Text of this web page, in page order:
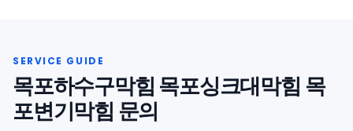
목포하수구막힘 목포싱크대막힘 목
포변기막힘 문의